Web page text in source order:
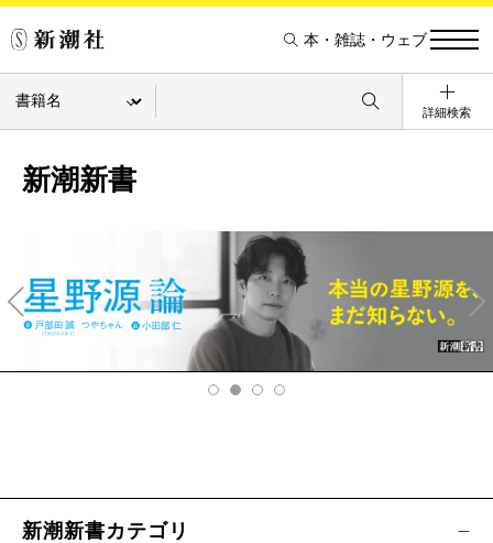
本・雑誌・ウェブ
詳細検索
新潮新書
v
Ne
xt
新潮新書カテゴリ